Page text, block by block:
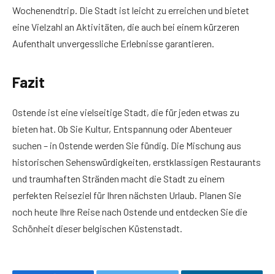
Wochenendtrip. Die Stadt ist leicht zu erreichen und bietet
eine Vielzahl an Aktivitäten, die auch bei einem kürzeren
Aufenthalt unvergessliche Erlebnisse garantieren.
Fazit
Ostende ist eine vielseitige Stadt, die für jeden etwas zu
bieten hat. Ob Sie Kultur, Entspannung oder Abenteuer
suchen – in Ostende werden Sie fündig. Die Mischung aus
historischen Sehenswürdigkeiten, erstklassigen Restaurants
und traumhaften Stränden macht die Stadt zu einem
perfekten Reiseziel für Ihren nächsten Urlaub. Planen Sie
noch heute Ihre Reise nach Ostende und entdecken Sie die
Schönheit dieser belgischen Küstenstadt.